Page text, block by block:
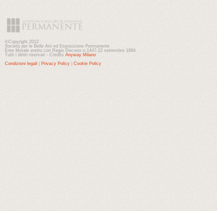
©Copyright 2012
Società per le Belle Arti ed Esposizione Permanente
Ente Morale eretto con Regio Decreto n.1447-22 settembre 1884
Tutti i diritti riservati - Credits Anyway Milano
Condizioni legali
Privacy Policy Cookie Policy